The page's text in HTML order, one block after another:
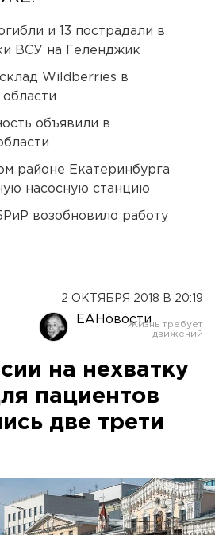
и 13 пострадали в
ВСУ на Геленджик
Wildberries в
объявили в
районе Екатеринбурга
насосную станцию
возобновило работу
2 ОКТЯБРЯ 2018 В 20:19
ЕАНовости
на нехватку
пациентов
две трети